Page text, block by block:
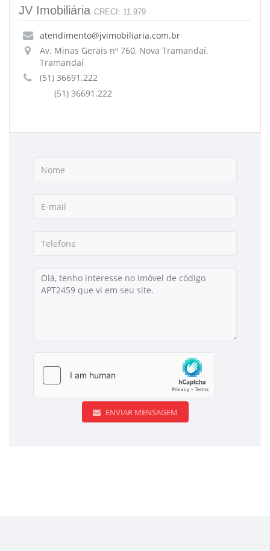
JV Imobiliária CRECI: 11.979
atendimento@jvimobiliaria.com.br
Av. Minas Gerais nº 760, Nova Tramandaí,
Tramandaí
(51) 36691.222
(51) 36691.222
ENVIAR MENSAGEM